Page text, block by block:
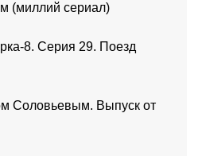
(миллий сериал)
8. Серия 29. Поезд
Соловьевым. Выпуск от